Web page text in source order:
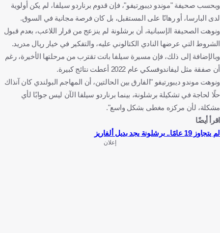
وبحسب صحيفة "موندو ديبورتيفو"، فإن قدوم برناردو سيلفا، لم يكن أولوية
لدى البارسا، أو رهانًا على المستقبل، بل كان فرصة مجانية في السوق.
ونوهت الصحيفة الإسبانية، أن برشلونة لم ينزعج من قرار اللاعب، بعدم قبول
الشروط التي عرضها النادي الكتالوني عليه، والتفكير في خيار ريال مدريد.
وبالإضافة إلى ذلك، فإن مسيرة سيلفا باتت تقترب من مرحلتها الأخيرة، رغم
أن صفقة مثل ليفاندوفسكي عام 2022 أعطت نتائج كبيرة.
ونوهت موندو ديبورتيفو "الفارق بين الحالتين، أن المهاجم البولندي كان آنذاك
حلًا لحاجة في تشكيلة برشلونة، بينما برناردو سيلفا الآن ليس جوابًا لأي
مشكلة، لأن مركزه مغطى بشكل واسع".
اقرأ أيضًا
لم يتجاوز 19 عامًا.. برشلونة يجد بديل ألفاريز
إعلان